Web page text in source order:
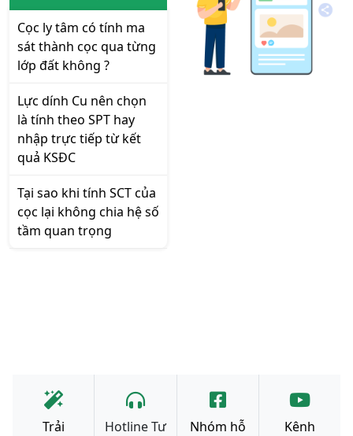
Cọc ly tâm có tính ma
sát thành cọc qua từng
lớp đất không ?
Lực dính Cu nên chọn
là tính theo SPT hay
nhập trực tiếp từ kết
quả KSĐC
Tại sao khi tính SCT của
cọc lại không chia hệ số
tầm quan trọng
Trải
Hotline Tư
Nhóm hỗ
Kênh